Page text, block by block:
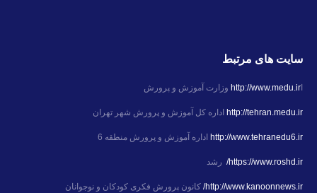
سایت های مرتبط
http://www.medu.ir وزارت آموزش و پرورش
http://tehran.medu.ir اداره کل آموزش و پرورش شهر تهران
http://www.tehranedu6.ir اداره آموزش و پرورش منطقه 6
https://www.roshd.ir/ رشد
http://www.kanoonnews.ir/ کانون پرورش فکری کودکان و نوجوانان